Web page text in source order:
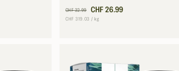
Normaler
Preis
CHF 32.99
VerkaufspreisCHF 26.99
Grundpreis
CHF 319.03 / pro
kg